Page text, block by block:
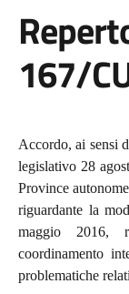
167/
Accordo, ai sensi
legislativo 28
Province
riguardante la
maggio 2016,
coordinamento
problematiche